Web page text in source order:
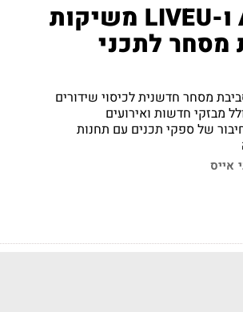
סוכנות AP ו-LIVEU משיקות
מסחר לתכני
מסחר חדשנית לכיסוי שידורים
מבזקי חדשות ואירועים
של ספקי תכנים עם תחנות
אייס